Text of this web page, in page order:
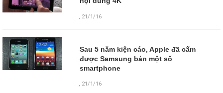
21/1/16
Sau 5 năm kiện cáo, Apple đã cấm
được Samsung bán một số
smartphone
, 21/1/16